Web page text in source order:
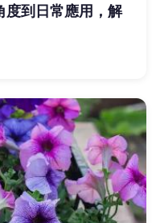
度到日常應用，解